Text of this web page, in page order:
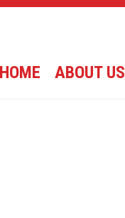
HOME ABOUT US